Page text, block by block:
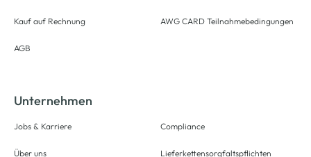
Kauf auf Rechnung
AGB
AWG CARD Teilnahmebedingungen
Unternehmen
Jobs & Karriere
Über uns
Compliance
Lieferkettensorgfaltspflichten